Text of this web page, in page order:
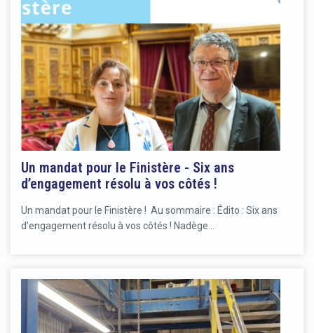
Un mandat pour le Finistère - Six ans
d’engagement résolu à vos côtés !
Un mandat pour le Finistère ! Au sommaire : Édito : Six ans
d’engagement résolu à vos côtés ! Nadège…